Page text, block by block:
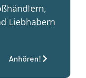
Liebhabern
Anhören!